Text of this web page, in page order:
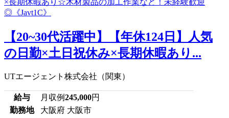
【20~30代活躍中】【年休124日】人気
の日勤×土日祝休み×長期休暇あり...
UTエージェント株式会社（関東）
給与 月収例245,000円
勤務地
大阪府 大阪市